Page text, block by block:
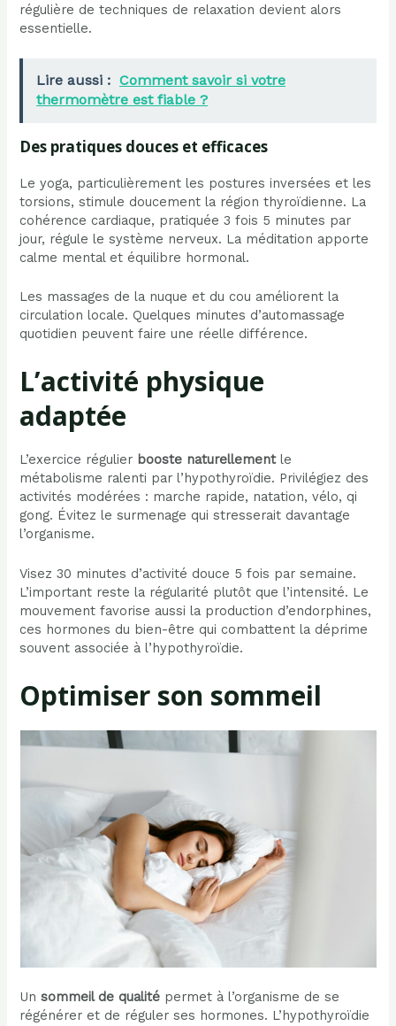
régulière de techniques de relaxation devient alors
essentielle.
Lire aussi : Comment savoir si votre
thermomètre est fiable ?
Des pratiques douces et efficaces
Le yoga, particulièrement les postures inversées et les
torsions, stimule doucement la région thyroïdienne. La
cohérence cardiaque, pratiquée 3 fois 5 minutes par
jour, régule le système nerveux. La méditation apporte
calme mental et équilibre hormonal.
Les massages de la nuque et du cou améliorent la
circulation locale. Quelques minutes d’automassage
quotidien peuvent faire une réelle différence.
L’activité physique
adaptée
L’exercice régulier booste naturellementle
métabolisme ralenti par l’hypothyroïdie. Privilégiez des
activités modérées : marche rapide, natation, vélo, qi
gong. Évitez le surmenage qui stresserait davantage
l’organisme.
Visez 30 minutes d’activité douce 5 fois par semaine.
L’important reste la régularité plutôt que l’intensité. Le
mouvement favorise aussi la production d’endorphines,
ces hormones du bien-être qui combattent la déprime
souvent associée à l’hypothyroïdie.
Optimiser son sommeil
Unsommeil de qualité permet à l’organisme de se
régénérer et de réguler ses hormones. L’hypothyroïdie